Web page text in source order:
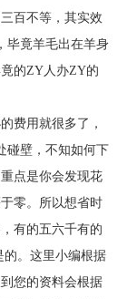
百不等，其实效
毕竟羊毛出在羊身
的ZY人办ZY的
费用就很多了，
碰壁，不知如何下
点是你会发现花
零。所以想省时
有的五六千有的
。这里小编根据
您的资料会根据